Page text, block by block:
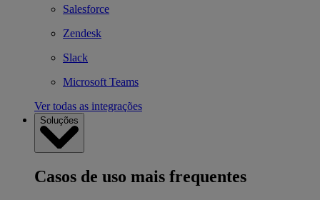
Salesforce
Zendesk
Slack
Microsoft Teams
Ver todas as integrações
Soluções
Casos de uso mais frequentes